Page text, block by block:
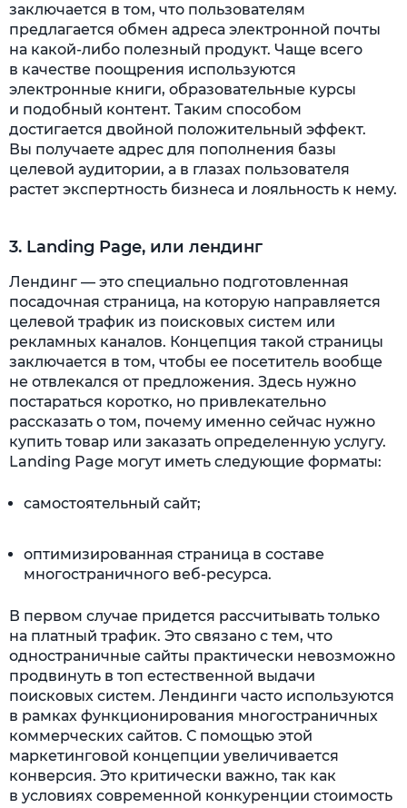
заключается в том, что пользователям
предлагается обмен адреса электронной почты
на какой-либо полезный продукт. Чаще всего
в качестве поощрения используются
электронные книги, образовательные курсы
и подобный контент. Таким способом
достигается двойной положительный эффект.
Вы получаете адрес для пополнения базы
целевой аудитории, а в глазах пользователя
растет экспертность бизнеса и лояльность к нему.
3. Landing Page, или лендинг
Лендинг — это специально подготовленная
посадочная страница, на которую направляется
целевой трафик из поисковых систем или
рекламных каналов. Концепция такой страницы
заключается в том, чтобы ее посетитель вообще
не отвлекался от предложения. Здесь нужно
постараться коротко, но привлекательно
рассказать о том, почему именно сейчас нужно
купить товар или заказать определенную услугу.
Landing Page могут иметь следующие форматы:
самостоятельный сайт;
оптимизированная страница в составе
многостраничного веб-ресурса.
В первом случае придется рассчитывать только
на платный трафик. Это связано с тем, что
одностраничные сайты практически невозможно
продвинуть в топ естественной выдачи
поисковых систем. Лендинги часто используются
в рамках функционирования многостраничных
коммерческих сайтов. С помощью этой
маркетинговой концепции увеличивается
конверсия. Это критически важно, так как
в условиях современной конкуренции стоимость